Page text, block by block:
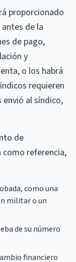
proporcionado
de la
de pago,
y
o los habrá
requieren
envió al síndico,
de
como referencia,
como una
militar o un
de su número
financiero